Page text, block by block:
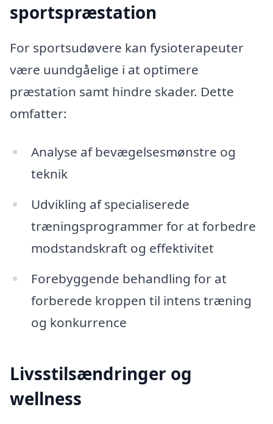
sportspræstation
For sportsudøvere kan fysioterapeuter
være uundgåelige i at optimere
præstation samt hindre skader. Dette
omfatter:
Analyse af bevægelsesmønstre og
teknik
Udvikling af specialiserede
træningsprogrammer for at forbedre
modstandskraft og effektivitet
Forebyggende behandling for at
forberede kroppen til intens træning
og konkurrence
Livsstilsændringer og
wellness